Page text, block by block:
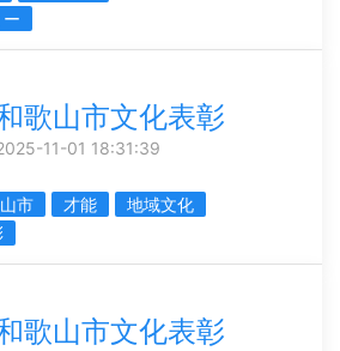
歌山市文化表彰
11-01 18:31:39
市 才能
地域文化
歌山市文化表彰